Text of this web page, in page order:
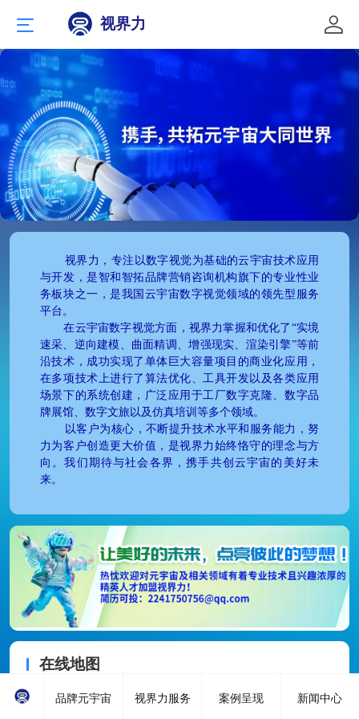
视界力
“创意改变生活，设计提升价值”！我们有能力把客户的产
品以精心的策划、创意的设计、完美的包装生产投放市
场，赢得消费者的信赖和赞赏！
来电请致：020-0000000
邮箱：xxx@.co.m
视界力，专注以数字视觉为基础的云宇宙技术应用
与开发，是智和智拓品牌营销咨询机构旗下的专业性业
务板块之一，是我国云宇宙数字视觉领域的领先型服务
平台。
在云宇宙数字视觉方面，视界力掌握和优化了“实境
速采、逆向建模、曲面精调、增强现实、渲染引擎”等前
沿技术，成功实现了单体巨大容量项目的商业化应用，
在多项技术上进行了算法优化、工具开发以及各类应用
场景下的系统创建，广泛应用于工厂数字克隆、数字品
牌展馆、数字文旅以及仿真培训等多个领域。
以客户为核心，不断提升技术水平和服务能力，努
力为客户创造更大价值，是视界力始终恪守的理念与方
向。我们期待与社会各界，携手共创云宇宙的美好未
来。
在线地图
品牌元宇宙 视界力服务 案例呈现 新闻中心